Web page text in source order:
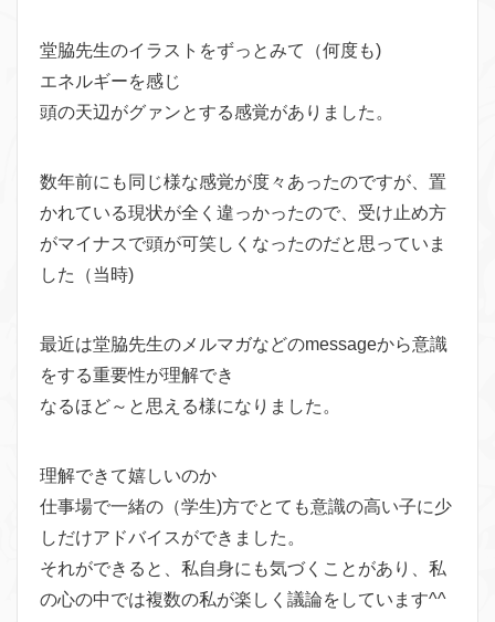
堂脇先生のイラストをずっとみて（何度も)
エネルギーを感じ
頭の天辺がグァンとする感覚がありました。
数年前にも同じ様な感覚が度々あったのですが、置
かれている現状が全く違っかったので、受け止め方
がマイナスで頭が可笑しくなったのだと思っていま
した（当時)
最近は堂脇先生のメルマガなどのmessageから意識
をする重要性が理解でき
なるほど～と思える様になりました。
理解できて嬉しいのか
仕事場で一緒の（学生)方でとても意識の高い子に少
しだけアドバイスができました。
それができると、私自身にも気づくことがあり、私
の心の中では複数の私が楽しく議論をしています^^